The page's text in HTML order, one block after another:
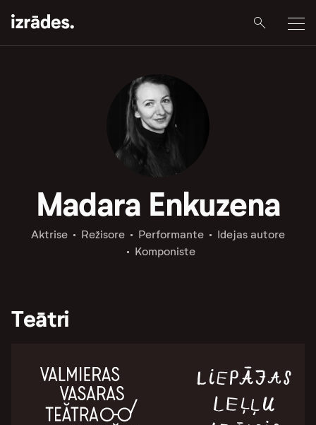
Madara Enkuzena
Aktrise Režisore Performante
Idejas autore
Komponiste
Teātri